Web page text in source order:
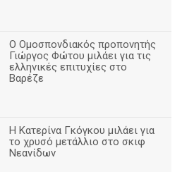
Ο Ομοσπονδιακός προπονητής
Γιώργος Φώτου μιλάει για τις
ελληνικές επιτυχίες στο
Βαρέζε
Η Κατερίνα Γκόγκου μιλάει για
το χρυσό μετάλλιο στο σκιφ
Νεανίδων